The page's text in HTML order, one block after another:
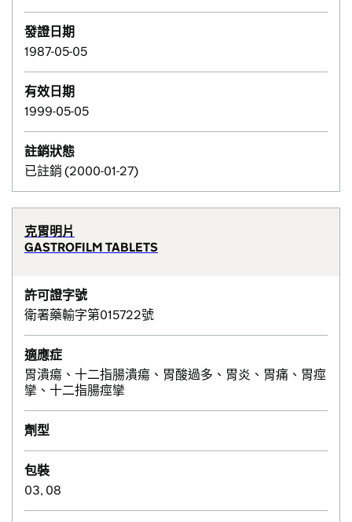
發證日期
1987-05-05
有效日期
1999-05-05
註銷狀態
已註銷 (2000-01-27)
克胃明片
GASTROFILM TABLETS
許可證字號
衛署藥輸字第015722號
適應症
胃潰瘍、十二指腸潰瘍、胃酸過多、胃炎、胃痛、胃痙
攣、十二指腸痙攣
劑型
包裝
03, 08